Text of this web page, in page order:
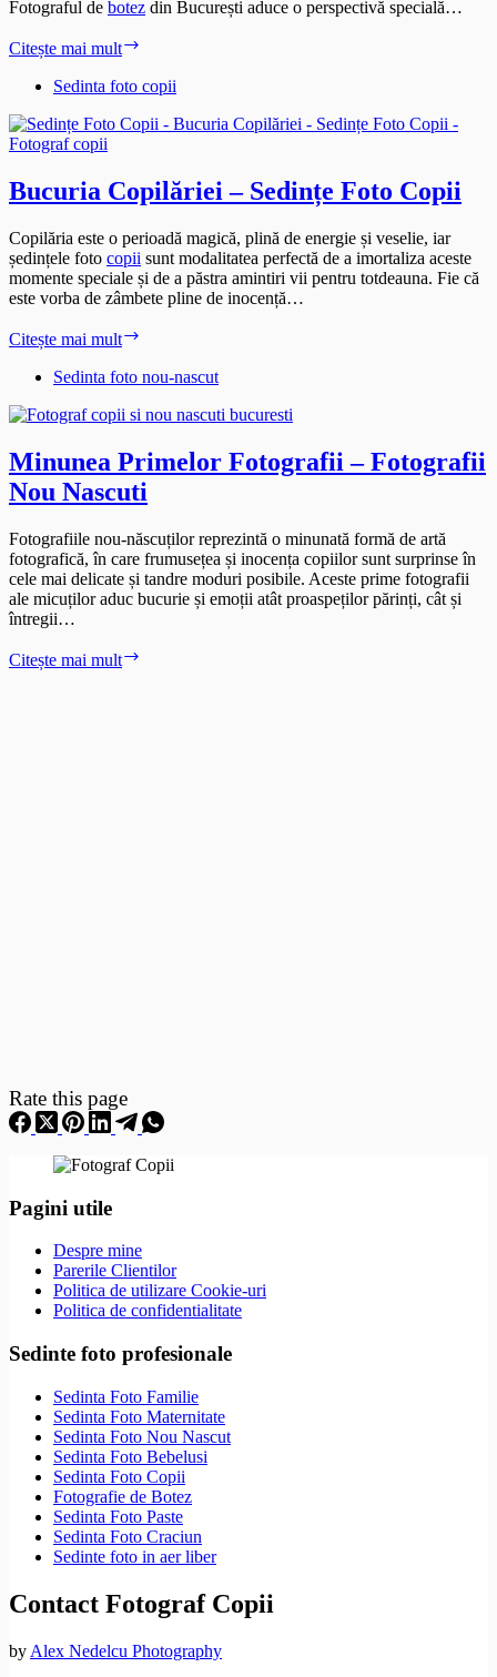
Fotograful de botez din București aduce o perspectivă specială…
Citește mai mult
București
Îmbrățișând
Unice
Sedinta foto copii
Bucuria Copilăriei – Sedințe Foto Copii
Copilăria este o perioadă magică, plină de energie și veselie, iar
ședințele foto copii sunt modalitatea perfectă de a imortaliza aceste
momente speciale și de a păstra amintiri vii pentru totdeauna. Fie că
este vorba de zâmbete pline de inocență…
Citește mai mult
–
Foto
Sedinta foto nou-nascut
Minunea Primelor Fotografii – Fotografii
Nou Nascuti
Fotografiile nou-născuților reprezintă o minunată formă de artă
fotografică, în care frumusețea și inocența copiilor sunt surprinse în
cele mai delicate și tandre moduri posibile. Aceste prime fotografii
ale micuților aduc bucurie și emoții atât proaspeților părinți, cât și
întregii…
Citește mai mult
Rate this page
Pagini utile
Despre mine
Parerile Clientilor
Politica de utilizare Cookie-uri
Politica de confidentialitate
Sedinte foto profesionale
Sedinta Foto Familie
Sedinta Foto Maternitate
Sedinta Foto Nou Nascut
Sedinta Foto Bebelusi
Sedinta Foto Copii
Fotografie de Botez
Sedinta Foto Paste
Sedinta Foto Craciun
Sedinte foto in aer liber
Contact Fotograf Copii
by Alex Nedelcu Photography